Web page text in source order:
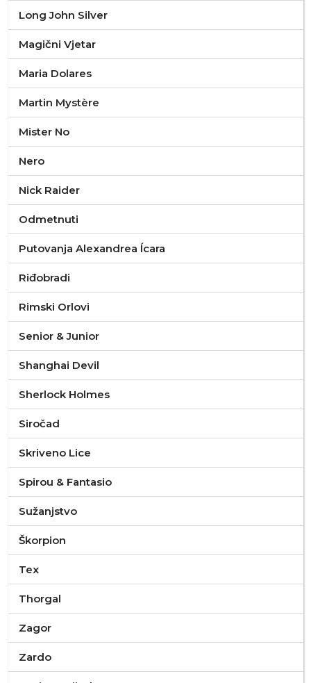
Long John Silver
Magični Vjetar
Maria Dolares
Martin Mystère
Mister No
Nero
Nick Raider
Odmetnuti
Putovanja Alexandrea Ícara
Riđobradi
Rimski Orlovi
Senior & Junior
Shanghai Devil
Sherlock Holmes
Siročad
Skriveno Lice
Spirou & Fantasio
Sužanjstvo
Škorpion
Tex
Thorgal
Zagor
Zardo